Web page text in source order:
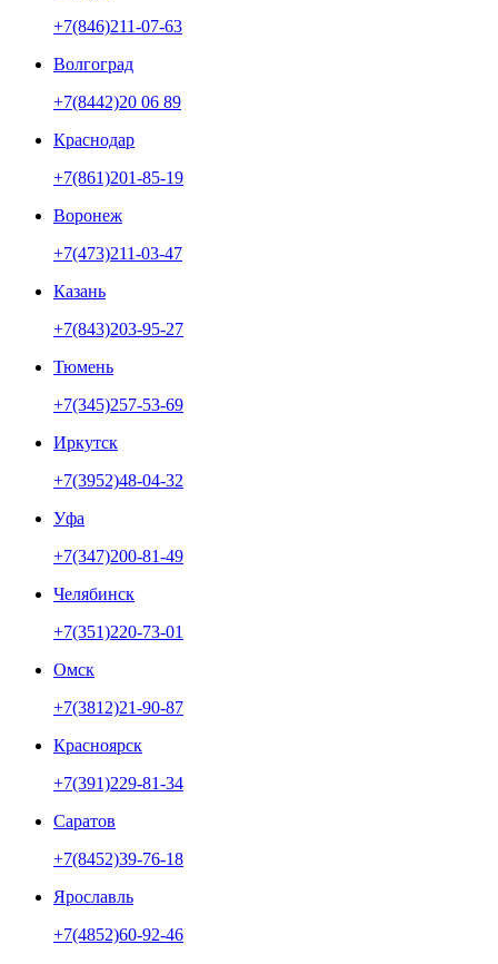
+7(846)211-07-63
Волгоград
+7(8442)20 06 89
Краснодар
+7(861)201-85-19
Воронеж
+7(473)211-03-47
Казань
+7(843)203-95-27
Тюмень
+7(345)257-53-69
Иркутск
+7(3952)48-04-32
Уфа
+7(347)200-81-49
Челябинск
+7(351)220-73-01
Омск
+7(3812)21-90-87
Красноярск
+7(391)229-81-34
Саратов
+7(8452)39-76-18
Ярославль
+7(4852)60-92-46